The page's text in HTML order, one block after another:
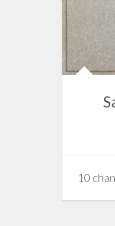
10